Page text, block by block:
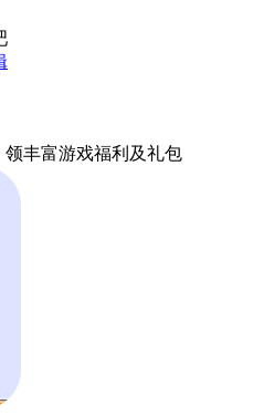
领丰富游戏福利 及礼包